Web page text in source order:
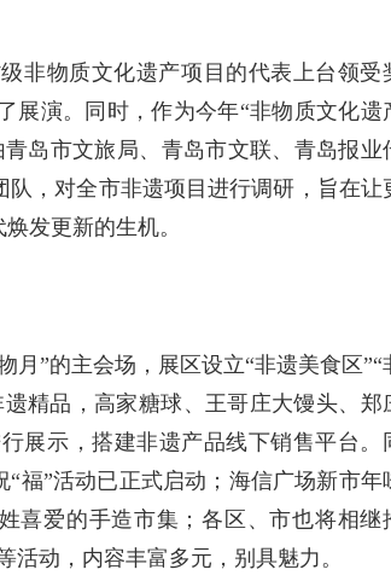
非物质文化遗产项目的代表上台领受
展演。同时，作为今年“非物质文化遗
岛市文旅局、青岛市文联、青岛报业
，对全市非遗项目进行调研，旨在让
发更新的生机。
”的主会场，展区设立“非遗美食区”“
精品，高家糖球、王哥庄大馒头、郑
展示，搭建非遗产品线下销售平台。
福”活动已正式启动；海信广场新市年
喜爱的手造市集；各区、市也将相继
动，内容丰富多元，别具魅力。